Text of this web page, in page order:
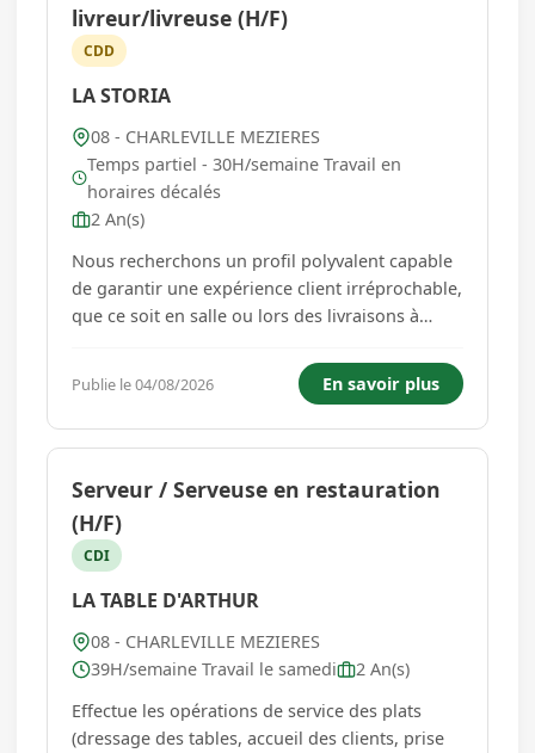
livreur/livreuse (H/F)
CDD
LA STORIA
08 - CHARLEVILLE MEZIERES
Temps partiel - 30H/semaine Travail en
horaires décalés
2 An(s)
Nous recherchons un profil polyvalent capable
de garantir une expérience client irréprochable,
que ce soit en salle ou lors des livraisons à
d'établissement, vous assurerez une double
mission : - Service en salle et accueil : Accueillir
les client...
Publie le 04/08/2026 En savoir plus
Serveur / Serveuse en restauration
(H/F)
CDI
LA TABLE D'ARTHUR
08 - CHARLEVILLE MEZIERES
39H/semaine Travail le samedi
2 An(s)
Effectue les opérations de service des plats
(dressage des tables, accueil des clients, prise